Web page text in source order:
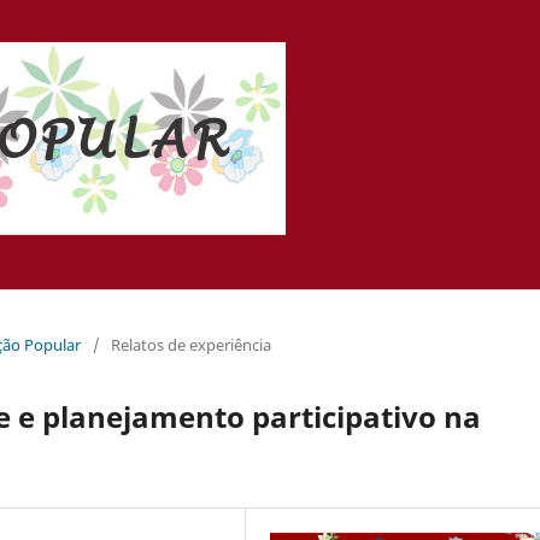
Popular / Relatos de experiência
e planejamento participativo na